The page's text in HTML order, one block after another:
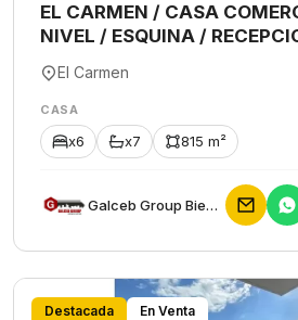
EL CARMEN / CASA
NIVEL / ESQUINA /
El Carmen
CASA
x6 x7 815 m²
Galceb Group Bienes Raices
Destacada En Venta